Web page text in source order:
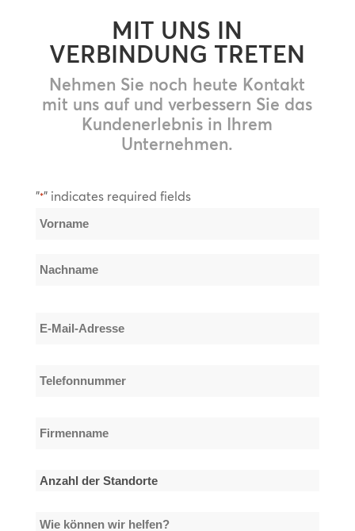
MIT UNS IN
VERBINDUNG TRETEN
Nehmen Sie noch heute Kontakt
mit uns auf und verbessern Sie das
Kundenerlebnis in Ihrem
Unternehmen.
"*" indicates required fields
Name
E-
Telefonnummer
Firmenname
Anzahl
Standorte
Wie